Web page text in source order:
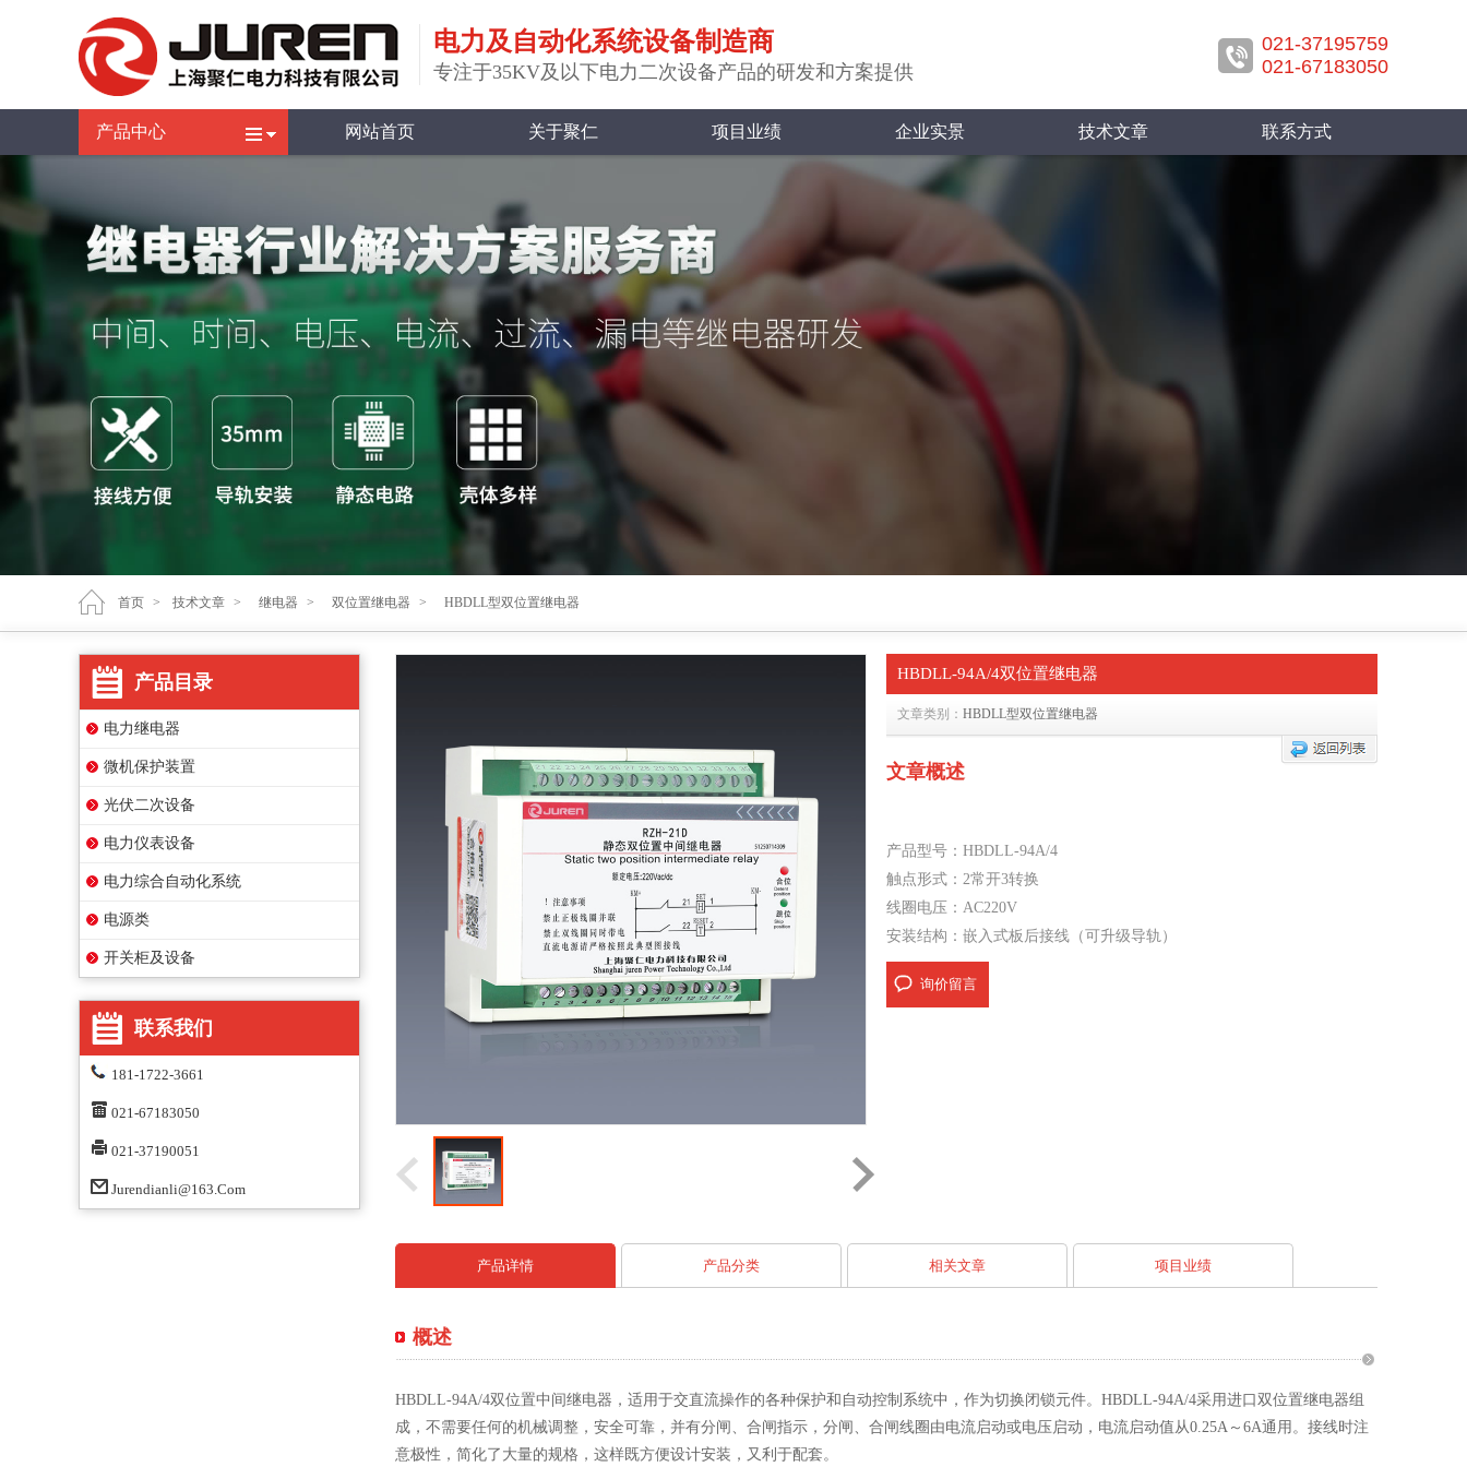
电力及自动化系统设备制造商
专注于35KV及以下电力二次设备产品的研发和方案提供
021-37195759
021-67183050
产品中心 网站首页 关于聚仁 项目业绩 企业实景 技术文章 联系方式
首页 > 技术文章 > 继电器 > 双位置继电器 > HBDLL型双位置继电器
产品目录
电力继电器
微机保护装置
光伏二次设备
电力仪表设备
电力综合自动化系统
电源类
开关柜及设备
联系我们
181-1722-3661
021-67183050
021-37190051
Jurendianli@163.com
HBDLL-94A/4双位置继电器
文章类别： HBDLL型双位置继电器
文章概述
产品型号：HBDLL-94A/4
触点形式：2常开3转换
线圈电压：AC220V
安装结构：嵌入式板后接线（可升级导轨）
询价留言
产品详情 产品分类 相关文章 项目业绩
概述
HBDLL-94A/4双位置中间继电器，适用于交直流操作的各种保护和自动控制系统中，作为切换闭锁元件。HBDLL-94A/4采用进口双位置继电器组
成，不需要任何的机械调整，安全可靠，并有分闸、合闸指示，分闸、合闸线圈由电流启动或电压启动，电流启动值从0.25A～6A通用。接线时注
意极性，简化了大量的规格，这样既方便设计安装，又利于配套。